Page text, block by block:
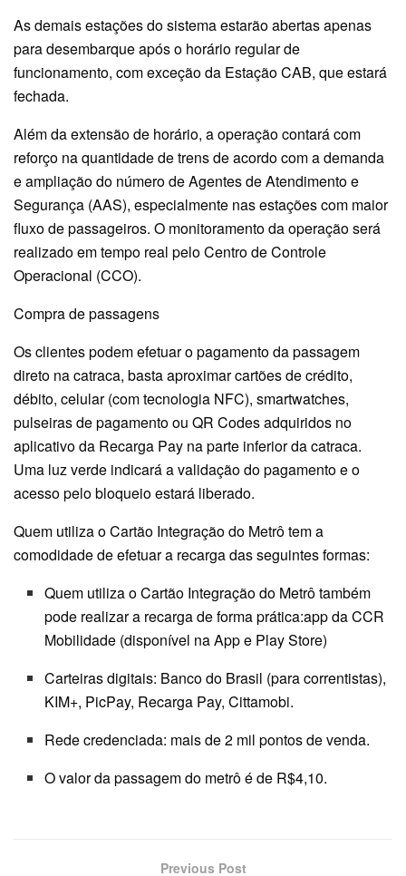
As demais estações do sistema estarão abertas apenas
para desembarque após o horário regular de
funcionamento, com exceção da Estação CAB, que estará
fechada.
Além da extensão de horário, a operação contará com
reforço na quantidade de trens de acordo com a demanda
e ampliação do número de Agentes de Atendimento e
Segurança (AAS), especialmente nas estações com maior
fluxo de passageiros. O monitoramento da operação será
realizado em tempo real pelo Centro de Controle
Operacional (CCO).
Compra de passagens
Os clientes podem efetuar o pagamento da passagem
direto na catraca, basta aproximar cartões de crédito,
débito, celular (com tecnologia NFC), smartwatches,
pulseiras de pagamento ou QR Codes adquiridos no
aplicativo da Recarga Pay na parte inferior da catraca.
Uma luz verde indicará a validação do pagamento e o
acesso pelo bloqueio estará liberado.
Quem utiliza o Cartão Integração do Metrô tem a
comodidade de efetuar a recarga das seguintes formas:
Quem utiliza o Cartão Integração do Metrô também
pode realizar a recarga de forma prática:app da CCR
Mobilidade (disponível na App e Play Store)
Carteiras digitais: Banco do Brasil (para correntistas),
KIM+, PicPay, Recarga Pay, Cittamobi.
Rede credenciada: mais de 2 mil pontos de venda.
O valor da passagem do metrô é de R$4,10.
Previous Post